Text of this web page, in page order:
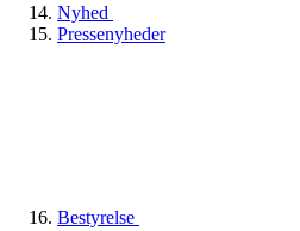
Nyhed
Pressenyheder
Bestyrelse